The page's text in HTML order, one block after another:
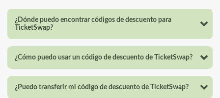
¿Dónde puedo encontrar códigos de descuento para
TicketSwap?
¿Cómo puedo usar un código de descuento de TicketSwap?
¿Puedo transferir mi código de descuento de TicketSwap?